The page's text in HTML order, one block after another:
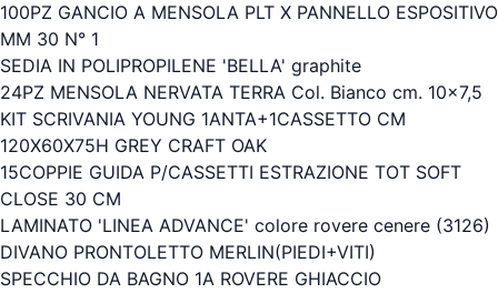
100PZ GANCIO A MENSOLA PLT X PANNELLO ESPOSITIVO
MM 30 N° 1
SEDIA IN POLIPROPILENE 'BELLA' graphite
24PZ MENSOLA NERVATA TERRA Col. Bianco cm. 10x7,5
KIT SCRIVANIA YOUNG 1ANTA+1CASSETTO CM
120X60X75H GREY CRAFT OAK
15COPPIE GUIDA P/CASSETTI ESTRAZIONE TOT SOFT
CLOSE 30 CM
LAMINATO 'LINEA ADVANCE' colore rovere cenere (3126)
DIVANO PRONTOLETTO MERLIN(PIEDI+VITI)
SPECCHIO DA BAGNO 1A ROVERE GHIACCIO